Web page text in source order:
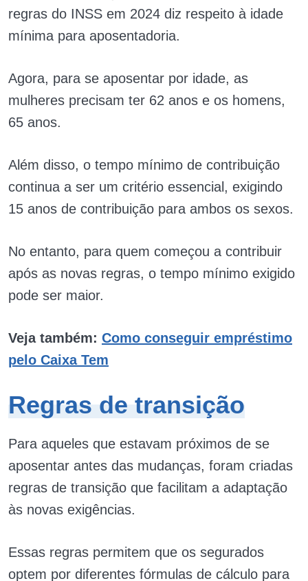
regras do INSS em 2024 diz respeito à idade
mínima para aposentadoria.
Agora, para se aposentar por idade, as
mulheres precisam ter 62 anos e os homens,
65 anos.
Além disso, o tempo mínimo de contribuição
continua a ser um critério essencial, exigindo
15 anos de contribuição para ambos os sexos.
No entanto, para quem começou a contribuir
após as novas regras, o tempo mínimo exigido
pode ser maior.
Veja também: Como conseguir empréstimo
pelo Caixa Tem
Regras de transição
Para aqueles que estavam próximos de se
aposentar antes das mudanças, foram criadas
regras de transição que facilitam a adaptação
às novas exigências.
Essas regras permitem que os segurados
optem por diferentes fórmulas de cálculo para